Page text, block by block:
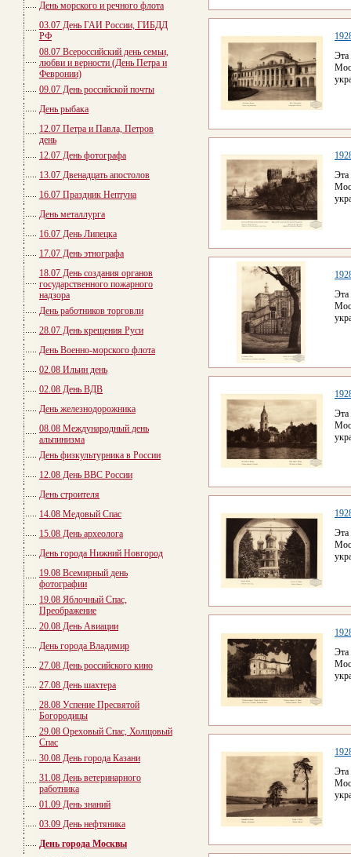
День морского и речного флота
03.07 День ГАИ России, ГИБДД
РФ
08.07 Всероссийский день семьи,
любви и верности (День Петра и
Февронии)
09.07 День российской почты
День рыбака
12.07 Петра и Павла, Петров
день
12.07 День фотографа
13.07 Двенадцать апостолов
16.07 Праздник Нептуна
День металлурга
16.07 День Липецка
17.07 День этнографа
18.07 День создания органов
государственного пожарного
надзора
День работников торговли
28.07 День крещения Руси
День Военно-морского флота
02.08 Ильин день
02.08 День ВДВ
День железнодорожника
08.08 Международный день
альпинизма
День физкультурника в России
12.08 День ВВС России
День строителя
14.08 Медовый Спас
15.08 День археолога
День города Нижний Новгород
19.08 Всемирный день
фотографии
19.08 Яблочный Спас,
Преображение
20.08 День Авиации
День города Владимир
27.08 День российского кино
27.08 День шахтера
28.08 Успение Пресвятой
Богородицы
29.08 Ореховый Спас, Холщовый
Спас
30.08 День города Казани
31.08 День ветеринарного
работника
01.09 День знаний
03.09 День нефтяника
День города Москвы